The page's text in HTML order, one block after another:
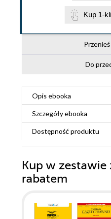
Kup 1-
Do
Opis ebooka
Szczegółyebooka
Dostępność produktu
Kup w
rabatem